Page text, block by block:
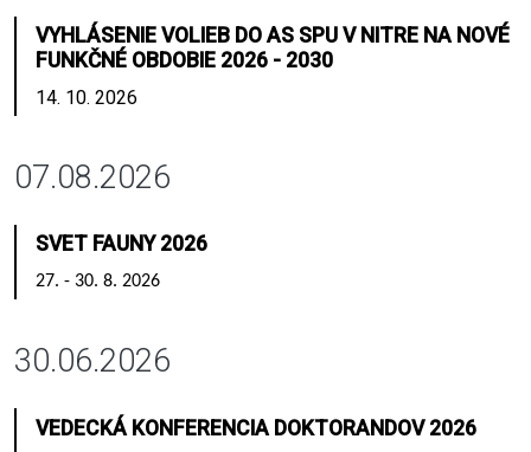
VYHLÁSENIE VOLIEB DO AS SPU V NITRE NA NOVÉ
FUNKČNÉ OBDOBIE 2026 - 2030
14. 10. 2026
07.08.2026
SVET FAUNY 2026
27. - 30. 8. 2026
30.06.2026
VEDECKÁ KONFERENCIA DOKTORANDOV 2026